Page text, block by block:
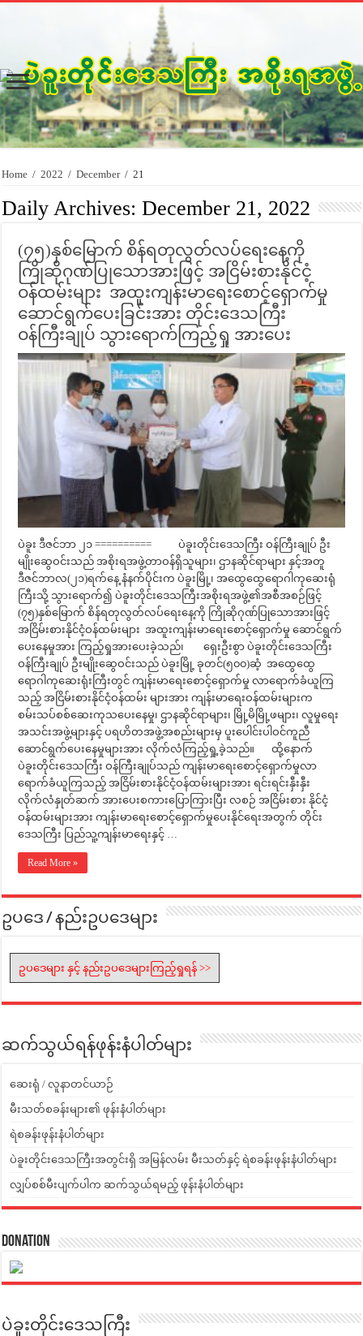
Home / 2022 / December / 21
Daily Archives:December 21, 2022
(၇၅)နှစ်မြောက် စိန်ရတုလွတ်လပ်ရေးနေ့ကို
ကြိုဆိုဂုဏ်ပြုသောအားဖြင့် အငြိမ်းစားနိုင်ငံ့
ဝန်ထမ်းများ အထူးကျန်းမာရေးစောင့်ရှောက်မှု
ဆောင်ရွက်ပေးခြင်းအား တိုင်းဒေသကြီး
ဝန်ကြီးချုပ် သွားရောက်ကြည့်ရှု အားပေး
ပဲခူး ဒီဇင်ဘာ ၂၁ ========== ပဲခူးတိုင်းဒေသကြီး ဝန်ကြီးချုပ် ဦး
မျိုးဆွေဝင်းသည် အစိုးရအဖွဲ့တာဝန်ရှိသူများ၊ ဌာနဆိုင်ရာများ နှင့်အတူ
ဒီဇင်ဘာလ(၂၁)ရက်နေ့ နံနက်ပိုင်းက ပဲခူးမြို့၊ အထွေထွေရောဂါကုဆေးရုံ
ကြီးသို့ သွားရောက်၍ ပဲခူးတိုင်းဒေသကြီးအစိုးရအဖွဲ့၏အစီအစဉ်ဖြင့်
(၇၅)နှစ်မြောက် စိန်ရတုလွတ်လပ်ရေးနေ့ကို ကြိုဆိုဂုဏ်ပြုသောအားဖြင့်
အငြိမ်းစားနိုင်ငံ့ဝန်ထမ်းများ အထူးကျန်းမာရေးစောင့်ရှောက်မှု ဆောင်ရွက်
ပေးနေမှုအား ကြည့်ရှုအားပေးခဲ့သည်၊ ရှေးဦးစွာ ပဲခူးတိုင်းဒေသကြီး
ဝန်ကြီးချုပ် ဦးမျိုးဆွေဝင်းသည် ပဲခူးမြို့ ခုတင်(၅၀၀)ဆံ့ အထွေထွေ
ရောဂါကုဆေးရုံးကြီးတွင် ကျန်းမာရေးစောင့်ရှောက်မှု လာရောက်ခံယူကြ
သည့် အငြိမ်းစားနိုင်ငံ့ဝန်ထမ်း များအား ကျန်းမာရေးဝန်ထမ်းများက
စမ်းသပ်စစ်ဆေးကုသပေးနေမှု၊ ဌာနဆိုင်ရာများ၊ မြို့မိမြို့ဖများ၊ လူမှုရေး
အသင်းအဖွဲ့များနှင့် ပရဟိတအဖွဲ့အစည်းများမှ ပူးပေါင်းပါဝင်ကူညီ
ဆောင်ရွက်ပေးနေမှုများအား လိုက်လံကြည့်ရှု့ခဲ့သည်။ ထို့နောက်
ပဲခူးတိုင်းဒေသကြီး ဝန်ကြီးချုပ်သည် ကျန်းမာရေးစောင့်ရှောက်မှုလာ
ရောက်ခံယူကြသည့် အငြိမ်းစားနိုင်ငံ့ဝန်ထမ်းများအား ရင်းရင်းနှီးနှီး
လိုက်လံနှုတ်ဆက် အားပေးစကားပြောကြားပြီး လစဉ် အငြိမ်းစား နိုင်ငံ့
ဝန်ထမ်းများအား ကျန်းမာရေးစောင့်ရှောက်မှုပေးနိုင်ရေးအတွက် တိုင်း
ဒေသကြီး ပြည်သူ့ကျန်းမာရေးနှင့် …
Read More »
ဥပဒေ / နည်းဥပဒေများ
ဥပဒေများ နှင့် နည်းဥပဒေများကြည့်ရှုရန် >>
ဆက်သွယ်ရန်ဖုန်းနံပါတ်များ
ဆေးရုံ / လူနာတင်ယာဉ်
မီးသတ်စခန်းများ၏ ဖုန်းနံပါတ်များ
ရဲစခန်းဖုန်းနံပါတ်များ
ပဲခူးတိုင်းဒေသကြီးအတွင်းရှိ အမြန်လမ်း မီးသတ်နှင့် ရဲစခန်းဖုန်းနံပါတ်များ
လျှပ်စစ်မီးပျက်ပါက ဆက်သွယ်ရမည့် ဖုန်းနံပါတ်များ
Donation
ပဲခူးတိုင်းဒေသကြီး